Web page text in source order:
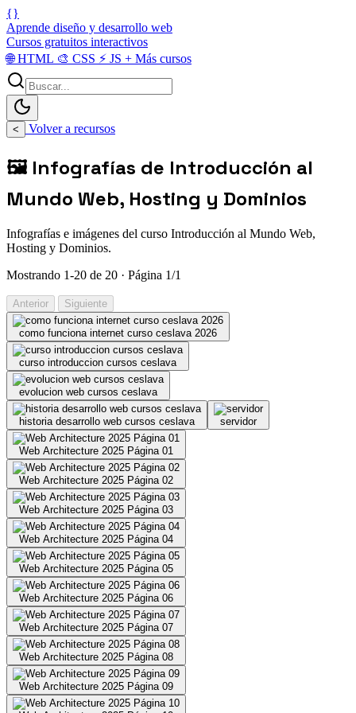
{}
Aprende diseño y desarrollo web
Cursos gratuitos interactivos
🌐HTML 🎨 CSS ⚡ JS + Más cursos
< Volver a recursos
🖼️ Infografías de Introducción al
Mundo Web, Hosting y Dominios
Infografías e imágenes del curso Introducción al Mundo Web,
Hosting y Dominios.
Mostrando 1-20 de 20 · Página 1/1
Anterior Siguiente
como funciona internet curso ceslava 2026
curso introduccion cursos ceslava
evolucion web cursos ceslava
historia desarrollo web cursos ceslava servidor
Web Architecture 2025 Página 01
Web Architecture 2025 Página 02
Web Architecture 2025 Página 03
Web Architecture 2025 Página 04
Web Architecture 2025 Página 05
Web Architecture 2025 Página 06
Web Architecture 2025 Página 07
Web Architecture 2025 Página 08
Web Architecture 2025 Página 09